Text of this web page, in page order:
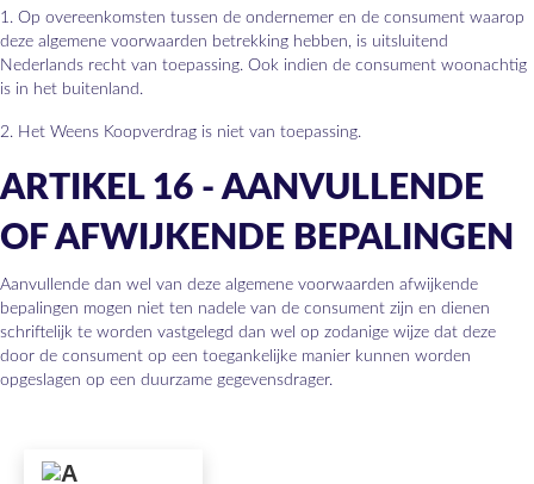
1. Op overeenkomsten tussen de ondernemer en de consument waarop
deze algemene voorwaarden betrekking hebben, is uitsluitend
Nederlands recht van toepassing. Ook indien de consument woonachtig
is in het buitenland.
2. Het Weens Koopverdrag is niet van toepassing.
ARTIKEL 16 - AANVULLENDE
OF AFWIJKENDE BEPALINGEN
Aanvullende dan wel van deze algemene voorwaarden afwijkende
bepalingen mogen niet ten nadele van de consument zijn en dienen
schriftelijk te worden vastgelegd dan wel op zodanige wijze dat deze
door de consument op een toegankelijke manier kunnen worden
opgeslagen op een duurzame gegevensdrager.